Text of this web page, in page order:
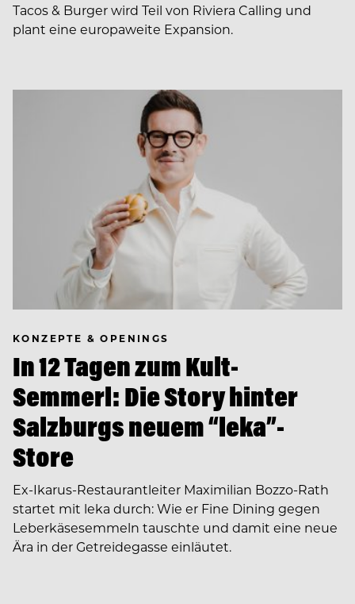
Tacos & Burger wird Teil von Riviera Calling und
plant eine europaweite Expansion.
KONZEPTE & OPENINGS
In 12 Tagen zum Kult-
Semmerl: Die Story hinter
Salzburgs neuem “leka”-
Store
Ex-Ikarus-Restaurantleiter Maximilian Bozzo-Rath
startet mit leka durch: Wie er Fine Dining gegen
Leberkäsesemmeln tauschte und damit eine neue
Ära in der Getreidegasse einläutet.